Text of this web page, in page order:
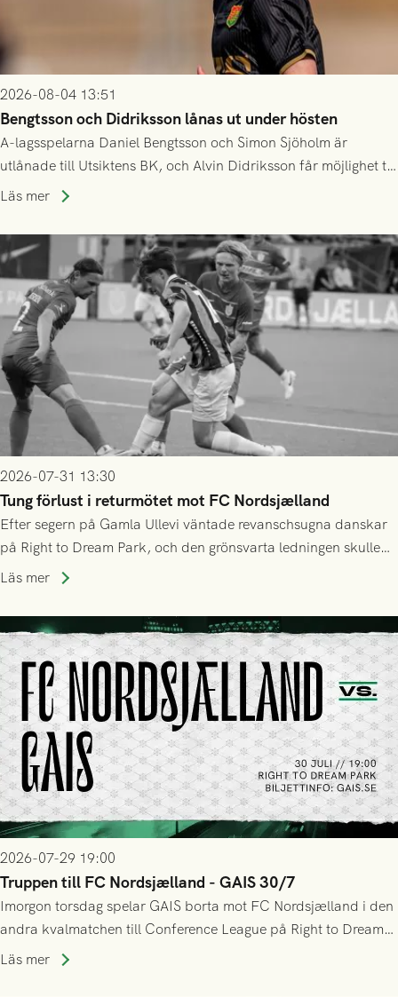
2026-08-04 13:51
Bengtsson och Didriksson lånas ut under hösten
A-lagsspelarna Daniel Bengtsson och Simon Sjöholm är
utlånade till Utsiktens BK, och Alvin Didriksson får möjlighet till
speltid i Hestrafors genom föreningssamarbete.
Läs mer
2026-07-31 13:30
Tung förlust i returmötet mot FC Nordsjælland
Efter segern på Gamla Ullevi väntade revanschsugna danskar
på Right to Dream Park, och den grönsvarta ledningen skulle
upphöra efter mindre än kvarten spelad. På lika mark visade
tennissiffror och det grönsvarta europaäventyret tog slut.
Läs mer
2026-07-29 19:00
Truppen till FC Nordsjælland - GAIS 30/7
Imorgon torsdag spelar GAIS borta mot FC Nordsjælland i den
andra kvalmatchen till Conference League på Right to Dream
Park! Fredrik Holmberg och ledarstaben har tagit ut följande
Läs mer